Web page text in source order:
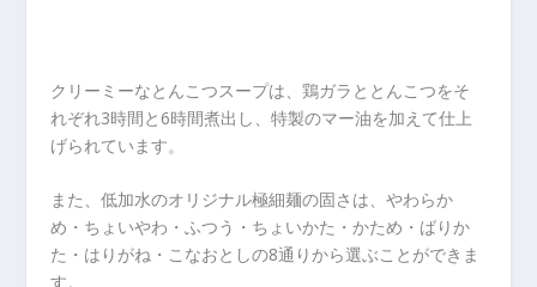
クリーミーなとんこつスープは、鶏ガラととんこつをそ
れぞれ3時間と6時間煮出し、特製のマー油を加えて仕上
げられています。
また、低加水のオリジナル極細麺の固さは、やわらか
め・ちょいやわ・ふつう・ちょいかた・かため・ばりか
た・はりがね・こなおとしの8通りから選ぶことができま
す。